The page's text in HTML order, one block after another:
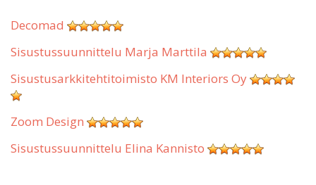
Decomad
Sisustussuunnittelu Marja Marttila
Sisustusarkkitehtitoimisto KM Interiors Oy
Zoom Design
Sisustussuunnittelu Elina Kannisto